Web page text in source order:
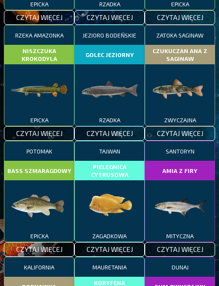
EPICKA
CZYTAJ WIĘCEJ
RZADKA
CZYTAJ WIĘCEJ
EPICKA
CZYTAJ WIĘCEJ
RZEKA AMAZONKA
NISZCZUKA
KROKODYLA
EPICKA
CZYTAJ WIĘCEJ
JEZIORO BODEŃSKIE
GOLEC JEZIORNY
RZADKA
CZYTAJ WIĘCEJ
ZATOKA SAGINAW
CZUKUCZAN ANA Z
SAGINAW
ZWYCZAJNA
CZYTAJ WIĘCEJ
POTOMAK
BASS SZMARAGDOWY
EPICKA
CZYTAJ WIĘCEJ
TAJWAN
PIELĘGNICA
CYTRUSOWA
ZAGADKOWA
CZYTAJ WIĘCEJ
SANTORYN
AMIA Z FIRY
MITYCZNA
CZYTAJ WIĘCEJ
KALIFORNIA MAURETANIA
KORYFENA
DUNAJ